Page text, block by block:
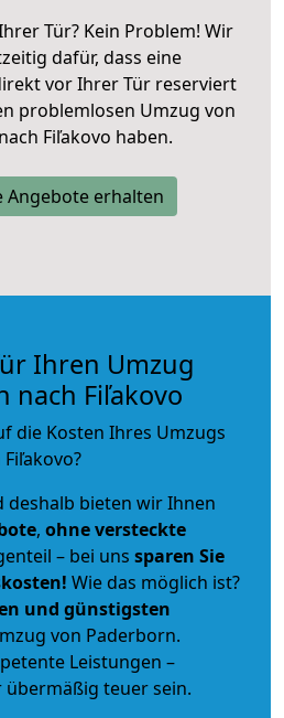
Tür? Kein Problem! Wir
dafür, dass eine
vor Ihrer Tür reserviert
problemlosen Umzug von
Fiľakovo haben.
Angebote erhalten
Ihren Umzug
nach Fiľakovo
die Kosten Ihres Umzugs
deshalb bieten wir Ihnen
, ohne versteckte
– bei uns sparen Sie
Wie das möglich ist?
und günstigsten
von Paderborn.
Leistungen –
teuer sein.